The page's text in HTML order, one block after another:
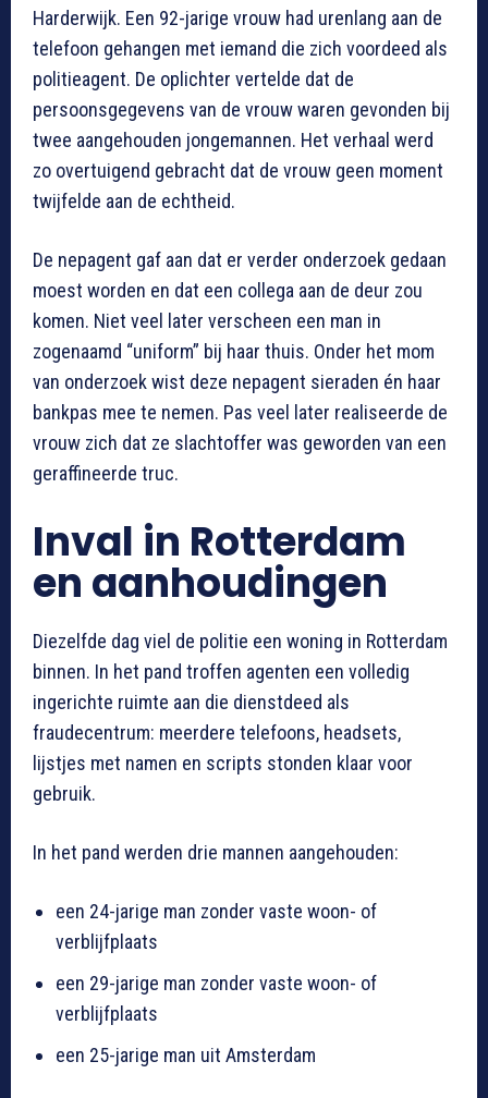
Harderwijk. Een 92-jarige vrouw had urenlang aan de
telefoon gehangen met iemand die zich voordeed als
politieagent. De oplichter vertelde dat de
persoonsgegevens van de vrouw waren gevonden bij
twee aangehouden jongemannen. Het verhaal werd
zo overtuigend gebracht dat de vrouw geen moment
twijfelde aan de echtheid.
De nepagent gaf aan dat er verder onderzoek gedaan
moest worden en dat een collega aan de deur zou
komen. Niet veel later verscheen een man in
zogenaamd “uniform” bij haar thuis. Onder het mom
van onderzoek wist deze nepagent sieraden én haar
bankpas mee te nemen. Pas veel later realiseerde de
vrouw zich dat ze slachtoffer was geworden van een
geraffineerde truc.
Inval in Rotterdam
en aanhoudingen
Diezelfde dag viel de politie een woning in Rotterdam
binnen. In het pand troffen agenten een volledig
ingerichte ruimte aan die dienstdeed als
fraudecentrum: meerdere telefoons, headsets,
lijstjes met namen en scripts stonden klaar voor
gebruik.
In het pand werden drie mannen aangehouden:
een 24-jarige man zonder vaste woon- of
verblijfplaats
een 29-jarige man zonder vaste woon- of
verblijfplaats
een 25-jarige man uit Amsterdam